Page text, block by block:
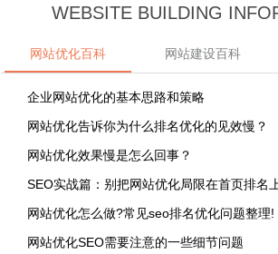
WEBSITE BUILDING
网站优化百科 网站建设百科
企业网站优化的基本思路和策略
网站优化告诉你为什么排名优化的见效慢？
网站优化效果慢是怎么回事？
SEO实战篇：别把网站优化局限在首页排名
网站优化怎么做?常见seo排名优化问题整理!
网站优化SEO需要注意的一些细节问题